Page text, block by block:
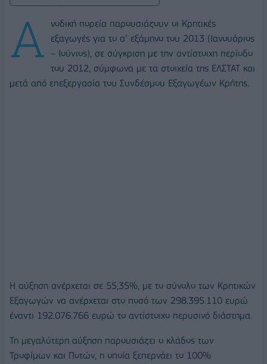
Α νοδική πορεία παρουσιάζουν οι Κρητικές
εξαγωγές για το α’ εξάμηνο του 2013 (Ιανουάριος
– Ιούνιος), σε σύγκριση με την αντίστοιχη περίοδο
του 2012, σύμφωνα με τα στοιχεία της ΕΛΣΤΑΤ και
μετά από επεξεργασία του Συνδέσμου Εξαγωγέων Κρήτης.
Η αύξηση ανέρχεται σε 55,35%, με το σύνολο των Κρητικών
Εξαγωγών να ανέρχεται στο ποσό των 298.395.110 ευρώ
έναντι 192.076.766 ευρώ το αντίστοιχο περυσινό διάστημα.
Τη μεγαλύτερη αύξηση παρουσιάζει ο κλάδος των
Τροφίμων και Ποτών, η οποία ξεπερνάει το 100%